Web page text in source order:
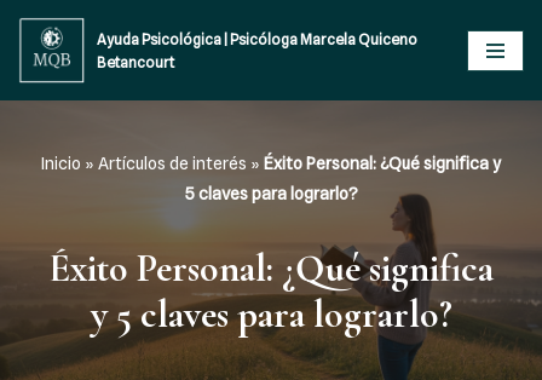
Saltar
al
Ayuda Psicológica | Psicóloga Marcela Quiceno
Betancourt
Inicio » Artículos de interés » Éxito Personal: ¿Qué significa y
5 claves para lograrlo?
Éxito Personal: ¿Qué significa
y 5 claves para lograrlo?